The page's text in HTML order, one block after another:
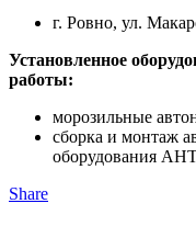
г. Ровно, ул.
Установленное
работы:
морозильные
сборка и монтаж
оборудования
Share